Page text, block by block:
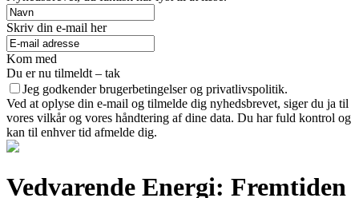
Skriv din e-mail her
Kom med
Du er nu tilmeldt – tak
Jeg godkender brugerbetingelser og privatlivspolitik.
Ved at oplyse din e-mail og tilmelde dig nyhedsbrevet, siger du ja til
vores vilkår og vores håndtering af dine data. Du har fuld kontrol og
kan til enhver tid afmelde dig.
Vedvarende Energi: Fremtiden